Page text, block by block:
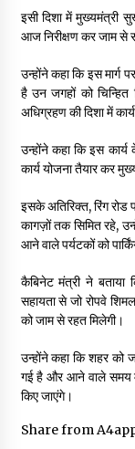
इसी दिशा में मुख्यमंत्री
आज निरीक्षण कर जाम से
उन्होंने कहा कि इस मार्ग
है उन जगहों को चिन्हित
अधिग्रहण की दिशा में
उन्होंने कहा कि इस
कार्य योजना तैयार कर
इसके अतिरिक्त, रिंग रोड
कागज़ों तक सिमित रहे,
आने वाले पर्यटकों को
कैबिनेट मंत्री ने
सहायता से जो रोपवे
को जाम से रहत मिलेगी।
उन्होंने कहा कि शहर
गई है और आने वाले समय में
किए जाएंगे।
Share from